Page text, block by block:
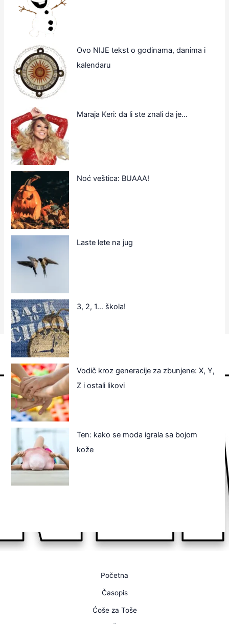
Ovo NIJE tekst o godinama, danima i
kalendaru
Maraja Keri: da li ste znali da je…
Noć veštica: BUAAA!
Laste lete na jug
3, 2, 1… škola!
Vodič kroz generacije za zbunjene: X, Y,
Z i ostali likovi
Ten: kako se moda igrala sa bojom
kože
Početna
Časopis
Ćoše za Toše